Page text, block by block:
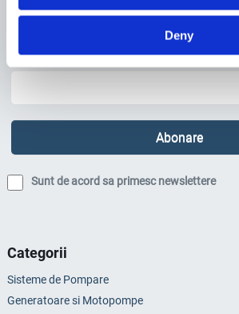
Deny
Newsletter
Profită de super reduceri!
Sunt de acord sa primesc newslettere
Categorii
Sisteme de Pompare
Generatoare si Motopompe